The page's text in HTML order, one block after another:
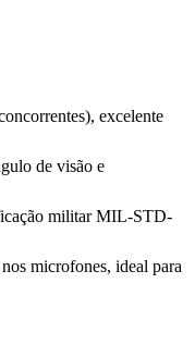
excelente
de visão e
militar MIL-STD-
microfones, ideal para